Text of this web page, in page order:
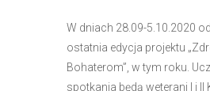
W dniach 28.09-5.10.2020
ostatnia edycja projektu
Bohaterom”, w tym roku.
spotkania będą weterani I i